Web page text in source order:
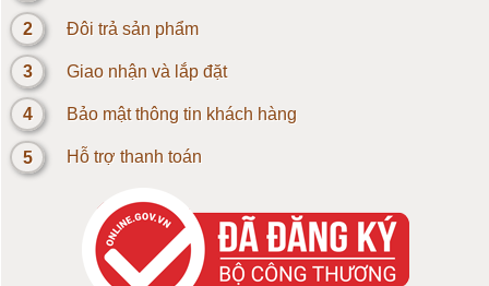
Loadcell 3kg
Loadcell 5kg
Loadcell 10kg
Loadcell 20kg
Loadcell 30kg
2 Đôi trả sản phẩm
3 Giao nhận và lắp đặt
4 Bảo mật thông tin khách hàng
5 Hỗ trợ thanh toán